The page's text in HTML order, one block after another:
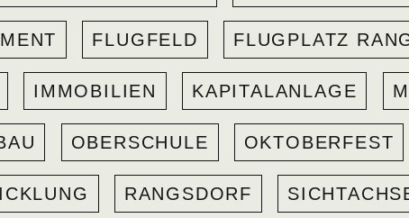
FLUGFELD FLUGPLATZ
IMMOBILIEN KAPITALANLAGE
OBERSCHULE OKTOBERFEST
RANGSDORF